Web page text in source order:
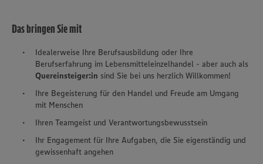
Das bringen Sie mit
Idealerweise Ihre Berufsausbildung oder Ihre
Berufserfahrung im Lebensmitteleinzelhandel - aber auch als
Quereinsteiger:in sind Sie bei uns herzlich Willkommen!
Ihre Begeisterung für den Handel und Freude am Umgang
mit Menschen
Ihren Teamgeist und Verantwortungsbewusstsein
Ihr Engagement für Ihre Aufgaben, die Sie eigenständig und
gewissenhaft angehen